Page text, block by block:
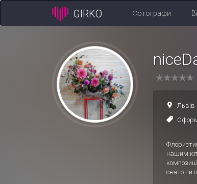
GIRKO Фотографи
Львів
нашим
свято чи